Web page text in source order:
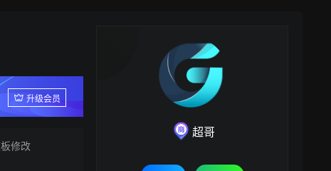
升级会员
修改
超哥